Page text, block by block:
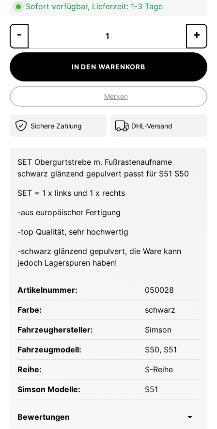
Sofort verfügbar, Lieferzeit: 1-3 Tage
IN DEN WARENKORB
Merken
Sichere Zahlung DHL-Versand
SET Obergurtstrebe m. Fußrastenaufname
schwarz glänzend gepulvert passt für S51 S50
SET = 1 x links und 1 x rechts
-aus europäischer Fertigung
-top Qualität, sehr hochwertig
-schwarz glänzend gepulvert, die Ware kann
jedoch Lagerspuren haben!
Artikelnummer: 050028
Farbe: schwarz
Fahrzeughersteller: Simson
Fahrzeugmodell: S50, S51
Reihe: S-Reihe
Simson Modelle: S51
Bewertungen